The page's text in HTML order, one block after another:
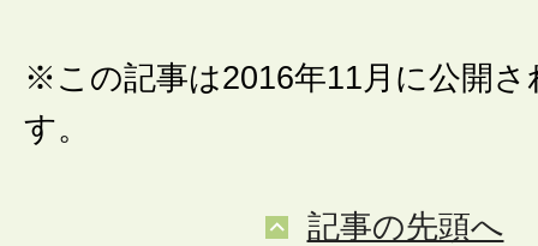
※この記事は2016年11月に公開さ
す。
記事の先頭へ